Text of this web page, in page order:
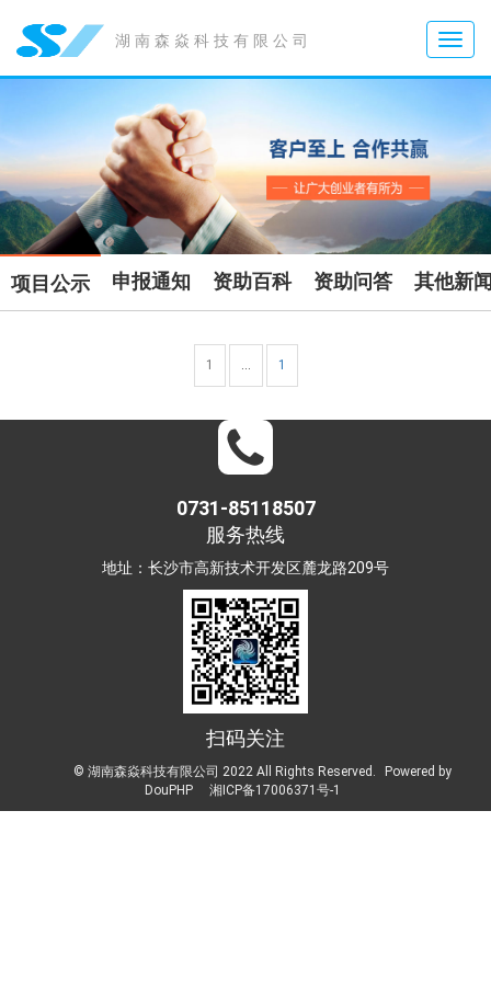
湖南森焱科技有限公司
Toggle
项目公示 申报通知 资助百科 资助问答 其他新
1 … 1
0731-85118507
服务热线
地址：长沙市高新技术开发区麓龙路209号
扫码关注
© 湖南森焱科技有限公司 2022 All Rights Reserved.
Powered by
DouPHP
湘ICP备17006371号-1